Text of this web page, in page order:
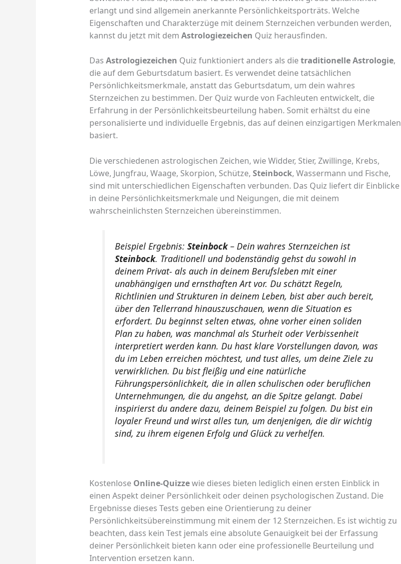
erlangt und sind allgemein anerkannte Persönlichkeitsporträts. Welche
Eigenschaften und Charakterzüge mit deinem Sternzeichen verbunden werden,
kannst du jetzt mit dem Astrologiezeichen Quiz herausfinden.
Das Astrologiezeichen Quiz funktioniert anders als dietraditionelle Astrologie,
die auf dem Geburtsdatum basiert. Es verwendet deine tatsächlichen
Persönlichkeitsmerkmale, anstatt das Geburtsdatum, um dein wahres
Sternzeichen zu bestimmen. Der Quiz wurde von Fachleuten entwickelt, die
Erfahrung in der Persönlichkeitsbeurteilung haben. Somit erhältst du eine
personalisierte und individuelle Ergebnis, das auf deinen einzigartigen Merkmalen
basiert.
Die verschiedenen astrologischen Zeichen, wie Widder, Stier, Zwillinge, Krebs,
Löwe, Jungfrau, Waage, Skorpion, Schütze, Steinbock, Wassermann und Fische,
sind mit unterschiedlichen Eigenschaften verbunden. Das Quiz liefert dir Einblicke
in deine Persönlichkeitsmerkmale und Neigungen, die mit deinem
wahrscheinlichsten Sternzeichen übereinstimmen.
Beispiel Ergebnis:Steinbock– Dein wahres Sternzeichen ist
Steinbock. Traditionell und bodenständig gehst du sowohl in
deinem Privat- als auch in deinem Berufsleben mit einer
unabhängigen und ernsthaften Art vor. Du schätzt Regeln,
Richtlinien und Strukturen in deinem Leben, bist aber auch bereit,
über den Tellerrand hinauszuschauen, wenn die Situation es
erfordert. Du beginnst selten etwas, ohne vorher einen soliden
Plan zu haben, was manchmal als Sturheit oder Verbissenheit
interpretiert werden kann. Du hast klare Vorstellungen davon, was
du im Leben erreichen möchtest, und tust alles, um deine Ziele zu
verwirklichen. Du bist fleißig und eine natürliche
Führungspersönlichkeit, die in allen schulischen oder beruflichen
Unternehmungen, die du angehst, an die Spitze gelangt. Dabei
inspirierst du andere dazu, deinem Beispiel zu folgen. Du bist ein
loyaler Freund und wirst alles tun, um denjenigen, die dir wichtig
sind, zu ihrem eigenen Erfolg und Glück zu verhelfen.
Kostenlose Online-Quizzewie dieses bieten lediglich einen ersten Einblick in
einen Aspekt deiner Persönlichkeit oder deinen psychologischen Zustand. Die
Ergebnisse dieses Tests geben eine Orientierung zu deiner
Persönlichkeitsübereinstimmung mit einem der 12 Sternzeichen. Es ist wichtig zu
beachten, dass kein Test jemals eine absolute Genauigkeit bei der Erfassung
deiner Persönlichkeit bieten kann oder eine professionelle Beurteilung und
Intervention ersetzen kann.